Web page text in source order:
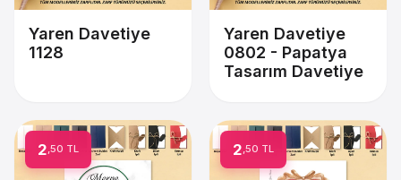
Yaren Davetiye
1128
Yaren Davetiye
0802 - Papatya
Tasarım Davetiye
2,50 TL 2,50 TL